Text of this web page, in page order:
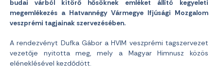
budai várból kitörő hősöknek emléket állító kegyeleti
megemlékezés a Hatvannégy Vármegye Ifjúsági Mozgalom
veszprémi tagjainak szervezésében.
A rendezvényt Dufka Gábor a HVIM veszprémi tagszervezet
vezetője nyitotta meg, mely a Magyar Himnusz közös
eléneklésével kezdődött.